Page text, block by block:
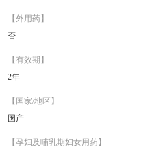
【外用药】
否
【有效期】
2年
【国家/地区】
国产
【孕妇及哺乳期妇女用药】